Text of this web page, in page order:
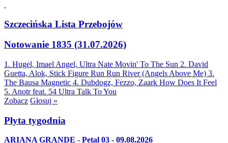
Szczecińska Lista Przebojów
Notowanie 1835 (31.07.2026)
1. Hugel, Imael Angel, Ultra Nate Movin' To The Sun 2. David
Guetta, Alok, Stick Figure Run Run River (Angels Above Me) 3.
The Bausa Magnetic 4. Dubdogz, Fezzo, Zaark How Does It Feel
5. Anotr feat. 54 Ultra Talk To You
Zobacz Głosuj »
Płyta tygodnia
ARIANA GRANDE - Petal 03 - 09.08.2026